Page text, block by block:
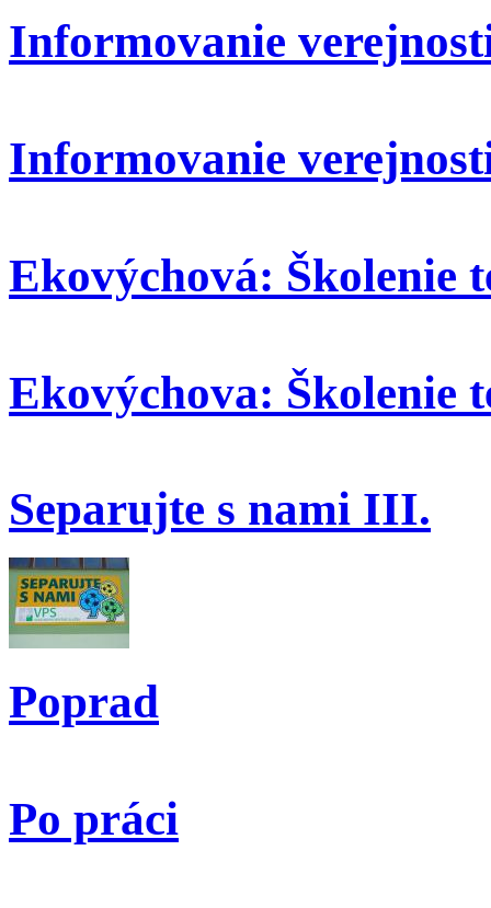
Informovanie
Informovanie
Ekovýchová: Školenie
Ekovýchova: Školenie
Separujte s nami III.
Poprad
Po práci